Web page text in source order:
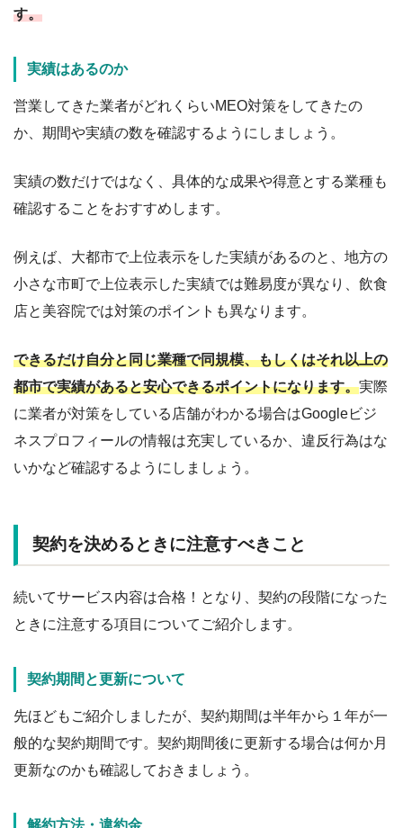
す。
実績はあるのか
営業してきた業者がどれくらいMEO対策をしてきたの
か、期間や実績の数を確認するようにしましょう。
実績の数だけではなく、具体的な成果や得意とする業種も
確認することをおすすめします。
例えば、大都市で上位表示をした実績があるのと、地方の
小さな市町で上位表示した実績では難易度が異なり、飲食
店と美容院では対策のポイントも異なります。
できるだけ自分と同じ業種で同規模、もしくはそれ以上の
都市で実績があると安心できるポイントになります。実際
に業者が対策をしている店舗がわかる場合はGoogleビジ
ネスプロフィールの情報は充実しているか、違反行為はな
いかなど確認するようにしましょう。
契約を決めるときに注意すべきこと
続いてサービス内容は合格！となり、契約の段階になった
ときに注意する項目についてご紹介します。
契約期間と更新について
先ほどもご紹介しましたが、契約期間は半年から１年が一
般的な契約期間です。契約期間後に更新する場合は何か月
更新なのかも確認しておきましょう。